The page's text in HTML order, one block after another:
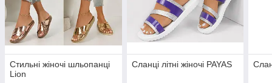
Стильні жіночі шльопанці
Lion
Сланці літні жіночі PAYAS